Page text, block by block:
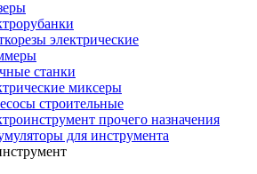
электрические
станки
миксеры
строительные
прочего назначения
для инструмента